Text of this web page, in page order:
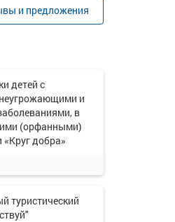
и предложения
детей с
и
в
(орфанными)
добра»
туристический